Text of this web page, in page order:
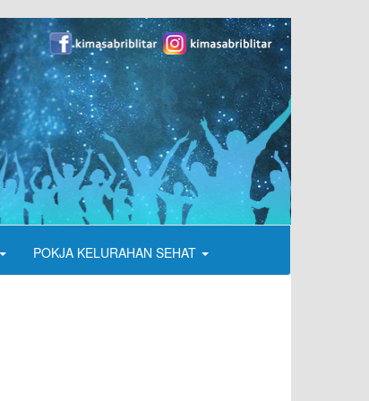
POKJA KELURAHAN SEHAT